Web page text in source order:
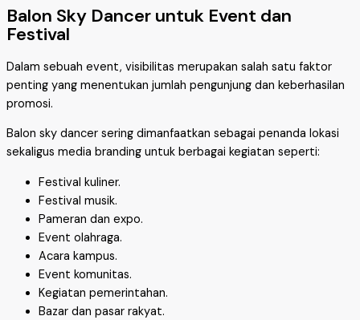
Balon Sky Dancer untuk Event dan
Festival
Dalam sebuah event, visibilitas merupakan salah satu faktor
penting yang menentukan jumlah pengunjung dan keberhasilan
promosi.
Balon sky dancer sering dimanfaatkan sebagai penanda lokasi
sekaligus media branding untuk berbagai kegiatan seperti:
Festival kuliner.
Festival musik.
Pameran dan expo.
Event olahraga.
Acara kampus.
Event komunitas.
Kegiatan pemerintahan.
Bazar dan pasar rakyat.